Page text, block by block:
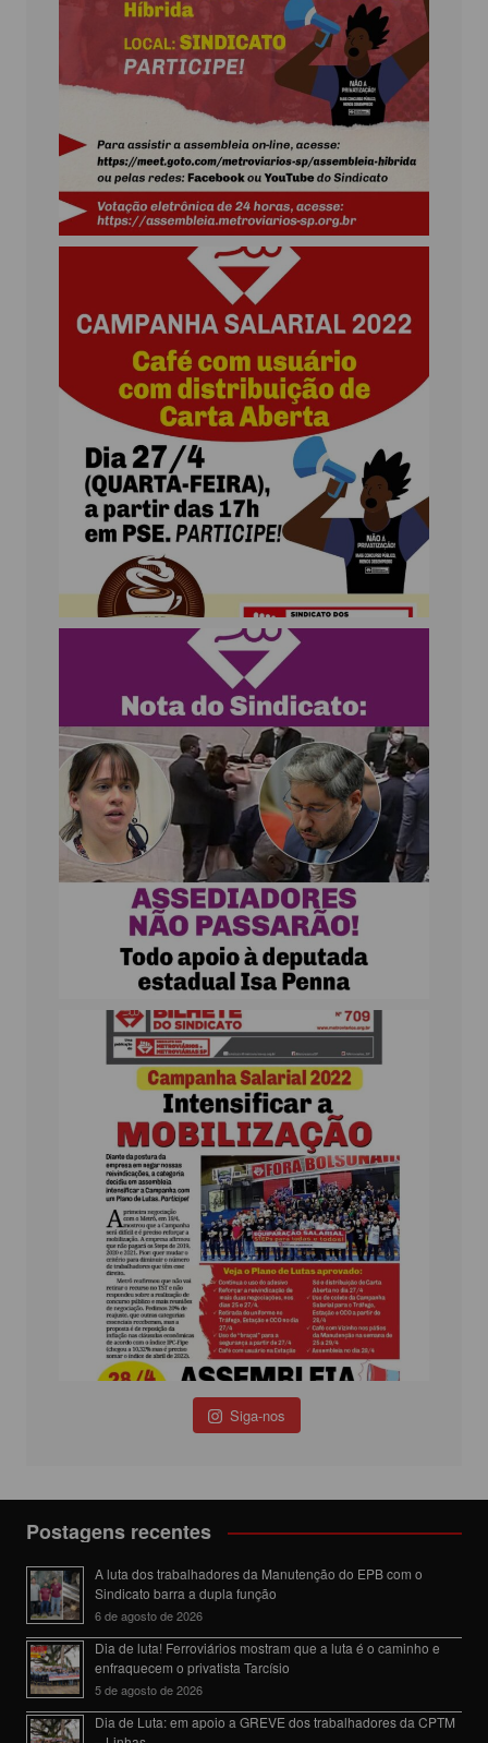
Siga-nos
Postagens recentes
A luta dos trabalhadores da Manutenção do EPB com o
Sindicato barra a dupla função
6 de agosto de 2026
Dia de luta! Ferroviários mostram que a luta é o caminho e
enfraquecem o privatista Tarcísio
5 de agosto de 2026
Dia de Luta: em apoio a GREVE dos trabalhadores da CPTM